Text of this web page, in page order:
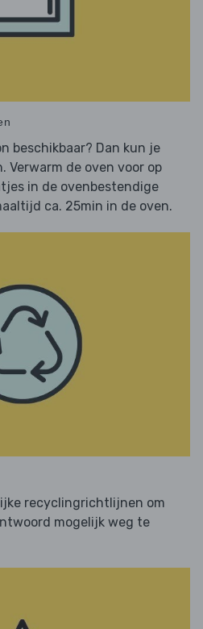
beschikbaar? Dan kun je
Verwarm de oven voor op
in de ovenbestendige
ca. 25min in de oven.
recyclingrichtlijnen om
mogelijk weg te